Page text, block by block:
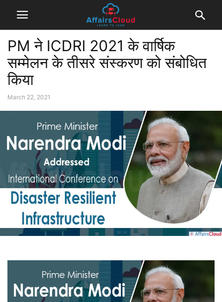
PM ने ICDRI 2021 के वार्षिक
सम्मेलन के तीसरे संस्करण को संबोधित
किया
March 22, 2021